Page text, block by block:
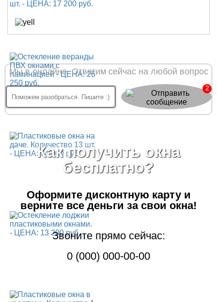
Мы в онлайне. Ответим сейчас на любой вопрос
2
Как получить окна
бесплатно?
Оформите дисконтную картуи
верните все деньги за свои окна!
Звоните прямо сейчас:
0 (000) 000-00-00